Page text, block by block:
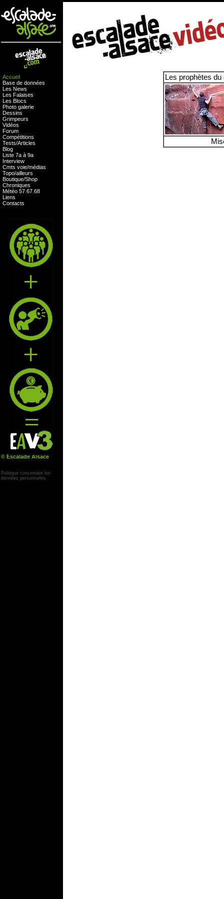
Accueil
Base de données
Les News
Les Falaises
Les Blocs
Photo galerie
Dessins
Grimpeurs
Vidéos
Forum
Compétitions
Tests/Articles
Blog
Liste 7a à 9a
Interview
Cmts voie/médias
Topo/ailleurs
Boutique/Shop
Chroniques
Météo 57 67 68
Liens
Contacts
© Escalade Alsace
Politique concernant les
données personnelles
Les prophètes